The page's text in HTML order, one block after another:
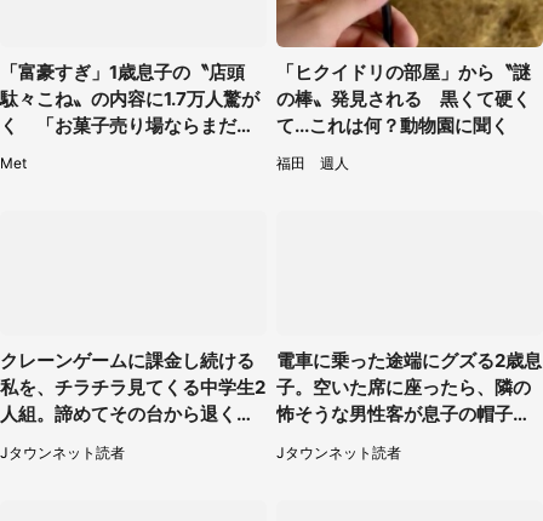
「富豪すぎ」1歳息子の〝店頭
駄々こね〟の内容に1.7万人驚が
く 「お菓子売り場ならまだし
Met
「ヒクイドリの部屋」から〝謎
の棒〟発見される 黒くて硬く
て...これは何？動物園に聞く
福田 週人
クレーンゲームに課金し続ける
私を、チラチラ見てくる中学生2
人組。諦めてその台から退く
と、後ろから声が（東京都・40
代女性）
Jタウンネット読者
電車に乗った途端にグズる2歳息
子。空いた席に座ったら、隣の
怖そうな男性客が息子の帽子に
手を伸ばし（千葉県・40代女
性）
Jタウンネット読者